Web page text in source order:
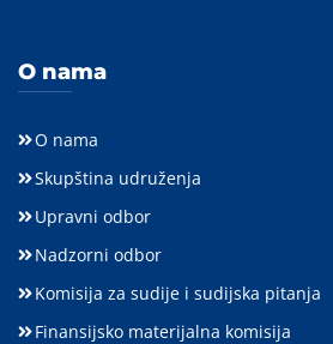
O nama
O nama
Skupština udruženja
Upravni odbor
Nadzorni odbor
Komisija za sudije i sudijska pitanja
Finansijsko materijalna komisija